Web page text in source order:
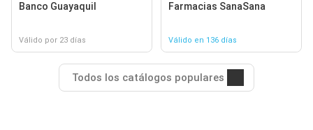
Banco Guayaquil
Válido por 23 días
Farmacias SanaSana
Válido en 136 días
Todos los catálogos populares